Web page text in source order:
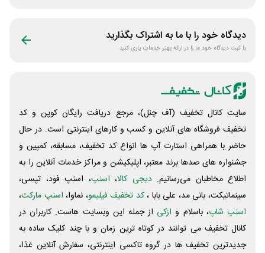
دیدگاه خود را با ما به اشتراک بگذارید
با ثبت دیدگاه خود ما را در ارائه بهتر خدمات یاری کنید
سایت کانال تخفیف (آف چنل)، مرجع دریافت رایگان کوپن و کد
تخفیف فروشگاه های آنلاین و کسب و‌ کارهای اینترنتی است. در حال
حاضر با همراهی استارت آپ ها انواع کد تخفیف، مسابقه، کمپین و
جشنواره های صدها برند معتبر، اپلیکیشن و مراکز خدمات آنلاین را به
اطلاع مخاطبان می‌رسانیم. دیجی کالا، اسنپ، اسنپ فود، تپسی،
سینماتیکت، بانی مد، علی‌ بابا ،کد تخفیف فیلیمو، نماوا، اسنپ مارکت،
اسنپ شاپ، باسلام و ازکی از جمله این وبسایت ‌هاست. کاربران در
کانال تخفیف می توانند در کوتاه ترین زمان و با چند کلیک ساده به
جدیدترین تخفیف ها در گروه تاکسی اینترنتی، سفارش آنلاین غذا،